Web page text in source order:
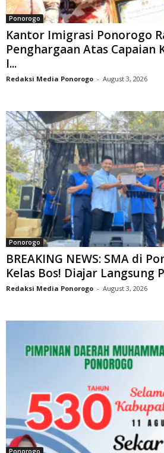
Ponorogo
Kantor Imigrasi Ponorogo
Penghargaan Atas Capaian
I...
Redaksi Media Ponorogo - August 3, 2026
Ponorogo
BREAKING NEWS: SMA di
Kelas Bos! Diajar Langsung
Redaksi Media Ponorogo - August 3, 2026
Ponorogo